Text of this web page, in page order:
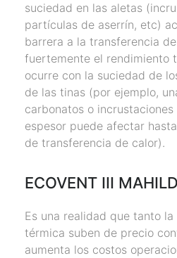
suciedad en las aletas
partículas de aserrín, etc)
barrera a la transferencia
fuertemente el rendimiento
ocurre con la suciedad de
de las tinas (por ejemplo,
carbonatos o
espesor puede afectar
de transferencia de calor).
ECOVENT III MAHILD
Es una realidad que tanto
térmica suben de precio
aumenta los costos